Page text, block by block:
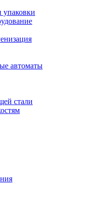
упаковки
автоматы
стали